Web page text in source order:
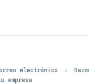
electrónico ›
empresa